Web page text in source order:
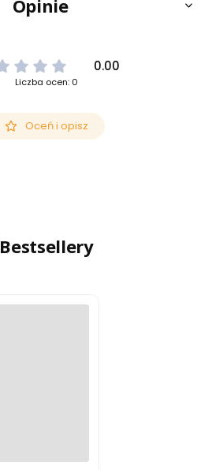
Opinie
0.00
Liczba ocen: 0
Oceń i opisz
Bestsellery